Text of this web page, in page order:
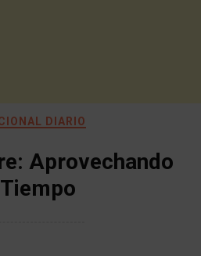
DIARIO
Aprovechando